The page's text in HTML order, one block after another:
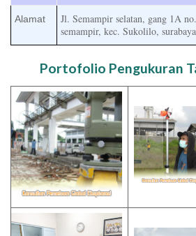
Alamat
Jl. Semampir selatan, gang 1A
semampir, kec. Sukolilo, surabaya
Portofolio Pengukuran